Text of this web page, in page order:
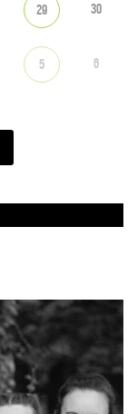
29 30
5 6